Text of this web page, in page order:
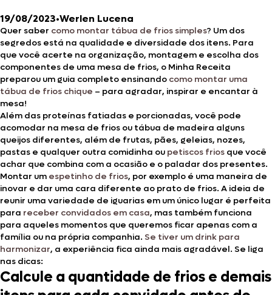
19/08/2023•Werlen Lucena
Quer saber como montar tábua de frios simples? Um dos
segredos está na qualidade e diversidade dos itens. Para
que você acerte na organização, montagem e escolha dos
componentes de uma mesa de frios, o Minha Receita
preparou um guia completo ensinando como montar uma
tábua de frios chique – para agradar, inspirar e encantar à
mesa!
Além das proteínas fatiadas e porcionadas, você pode
acomodar na mesa de frios ou tábua de madeira alguns
queijos diferentes, além de frutas, pães, geleias, nozes,
pastas e qualquer outra comidinha ou petiscos frios que você
achar que combina com a ocasião e o paladar dos presentes.
Montar um espetinho de frios, por exemplo é uma maneira de
inovar e dar uma cara diferente ao prato de frios. A ideia de
reunir uma variedade de iguarias em um único lugar é perfeita
para receber convidados em casa, mas também funciona
para aqueles momentos que queremos ficar apenas com a
família ou na própria companhia. Se tiver um drink para
harmonizar, a experiência fica ainda mais agradável. Se liga
nas dicas:
Calcule a quantidade de frios e demais